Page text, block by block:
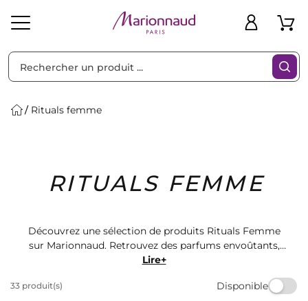
Solaire Homme Marques Idées
Cadeaux
Bons
Plans
Rituals femme
RITUALS FEMME
Découvrez une sélection de produits Rituals Femme
sur Marionnaud. Retrouvez des parfums envoûtants,
des soins pour le corps luxueux et des produits de
bien-être avec les produits Rituals Femme disponibles
Lire+
33 produit(s) Disponible
Filtres